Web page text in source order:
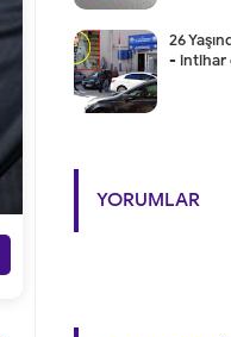
26
- intihar
YORUMLAR